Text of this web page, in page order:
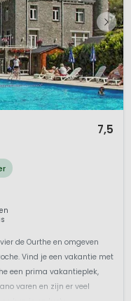
7,5
de Ourthe en omgeven
Vind je een vakantie met
een prima vakantieplek,
varen en zijn er veel